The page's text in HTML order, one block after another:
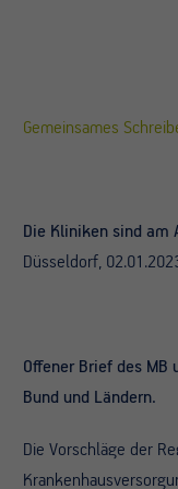
Gemeinsames
Die Kliniken
Düsseldorf,
Offener Brief des MB
Bund und Ländern.
Die Vorschläge der